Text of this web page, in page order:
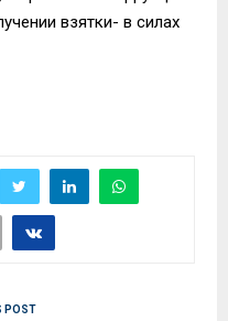
взятки- в силах
POST